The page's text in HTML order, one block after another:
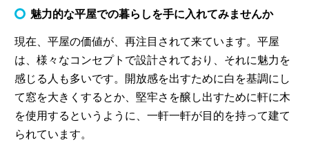
魅力的な平屋での暮らしを手に入れてみませんか
現在、平屋の価値が、再注目されて来ています。平屋
は、様々なコンセプトで設計されており、それに魅力を
感じる人も多いです。開放感を出すために白を基調にし
て窓を大きくするとか、堅牢さを醸し出すために軒に木
を使用するというように、一軒一軒が目的を持って建て
られています。